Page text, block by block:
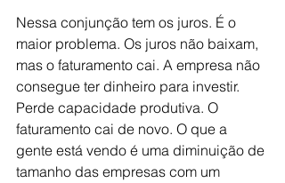
Nessa conjunção tem os juros. É o
maior problema. Os juros não baixam,
mas o faturamento cai. A empresa não
consegue ter dinheiro para investir.
Perde capacidade produtiva. O
faturamento cai de novo. O que a
gente está vendo é uma diminuição de
tamanho das empresas com um